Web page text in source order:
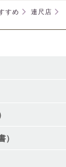
すめ 連尺店